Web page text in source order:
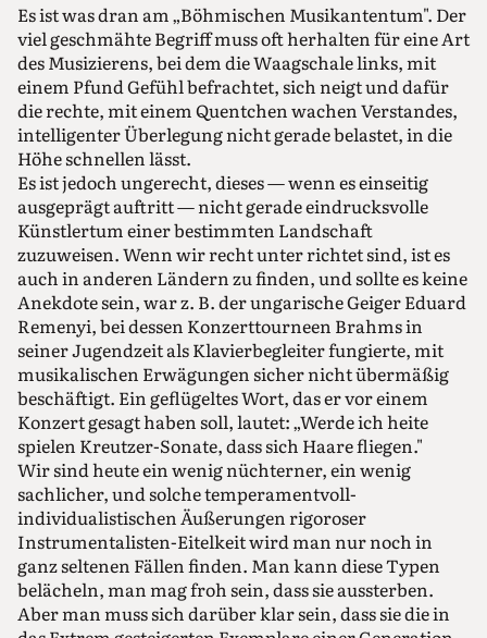
Es ist was dran am „Böhmischen Musikantentum". Der
viel geschmähte Begriff muss oft herhalten für eine Art
des Musizierens, bei dem die Waagschale links, mit
einem Pfund Gefühl befrachtet, sich neigt und dafür
die rechte, mit einem Quentchen wachen Verstandes,
intelligenter Überlegung nicht gerade belastet, in die
Höhe schnellen lässt.
Es ist jedoch ungerecht, dieses — wenn es einseitig
ausgeprägt auftritt — nicht gerade eindrucksvolle
Künstlertum einer bestimmten Landschaft
zuzuweisen. Wenn wir recht unter richtet sind, ist es
auch in anderen Ländern zu finden, und sollte es keine
Anekdote sein, war z. B. der ungarische Geiger Eduard
Remenyi, bei dessen Konzerttourneen Brahms in
seiner Jugendzeit als Klavierbegleiter fungierte, mit
musikalischen Erwägungen sicher nicht übermäßig
beschäftigt. Ein geflügeltes Wort, das er vor einem
Konzert gesagt haben soll, lautet: „Werde ich heite
spielen Kreutzer-Sonate, dass sich Haare fliegen."
Wir sind heute ein wenig nüchterner, ein wenig
sachlicher, und solche temperamentvoll-
individualistischen Äußerungen rigoroser
Instrumentalisten-Eitelkeit wird man nur noch in
ganz seltenen Fällen finden. Man kann diese Typen
belächeln, man mag froh sein, dass sie aussterben.
Aber man muss sich darüber klar sein, dass sie die in